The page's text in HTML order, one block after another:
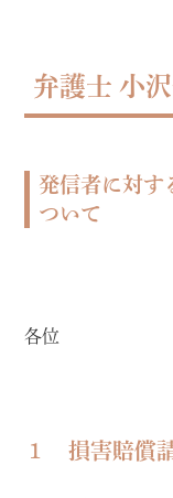
弁護士 小
発信者に対す
ついて
各位
１ 損害賠償